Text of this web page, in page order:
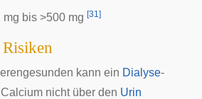
mg bis >500 mg [31]
kann ein Dialyse-
nicht über den Urin